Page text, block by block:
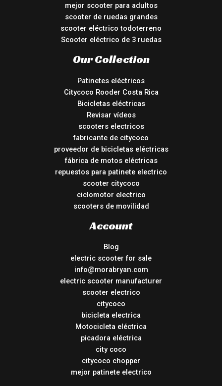
mejor scooter para adultos
scooter de ruedas grandes
scooter eléctrico todoterreno
Scooter eléctrico de 3 ruedas
Our Collection
Patinetes eléctricos
Citycoco Rooder Costa Rica
Bicicletas eléctricas
Revisar vídeos
scooters electricos
fabricante de citycoco
proveedor de bicicletas eléctricas
fábrica de motos eléctricas
repuestos para patinete electrico
scooter citycoco
ciclomotor electrico
scooters de movilidad
Account
Blog
electric scooter for sale
info@morabryan.com
electric scooter manufacturer
scooter electrico
citycoco
bicicleta electrica
Motocicleta eléctrica
picadora eléctrica
city coco
citycoco chopper
mejor patinete electrico